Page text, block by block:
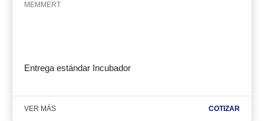
MEMMERT
Entrega estándar Incubador
VER MÁS COTIZAR